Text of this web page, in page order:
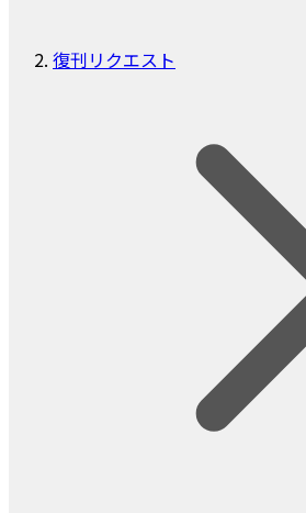
復刊リクエスト